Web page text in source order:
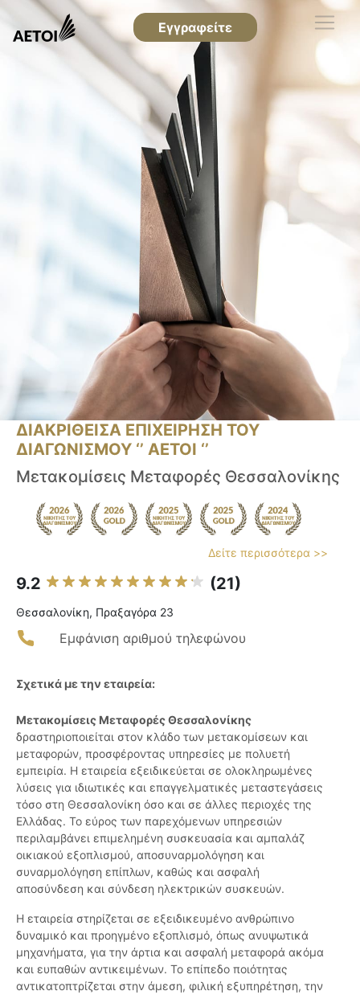
Εγγραφείτε
ΔΙΑΚΡΙΘΕΙΣΑ ΕΠΙΧΕΙΡΗΣΗ ΤΟΥ
ΔΙΑΓΩΝΙΣΜΟΥ ‘’ ΑΕΤΟΙ ‘’
Μετακομίσεις Μεταφορές Θεσσαλονίκης
Δείτε περισσότερα >>
9.2 (21)
Θεσσαλονίκη, Πραξαγόρα 23
Εμφάνιση αριθμού τηλεφώνου
Σχετικά με την εταιρεία:
Μετακομίσεις Μεταφορές Θεσσαλονίκης
δραστηριοποιείται στον κλάδο των μετακομίσεων και
μεταφορών, προσφέροντας υπηρεσίες με πολυετή
εμπειρία. Η εταιρεία εξειδικεύεται σε ολοκληρωμένες
λύσεις για ιδιωτικές και επαγγελματικές μεταστεγάσεις
τόσο στη Θεσσαλονίκη όσο και σε άλλες περιοχές της
Ελλάδας. Το εύρος των παρεχόμενων υπηρεσιών
περιλαμβάνει επιμελημένη συσκευασία και αμπαλάζ
οικιακού εξοπλισμού, αποσυναρμολόγηση και
συναρμολόγηση επίπλων, καθώς και ασφαλή
αποσύνδεση και σύνδεση ηλεκτρικών συσκευών.
Η εταιρεία στηρίζεται σε εξειδικευμένο ανθρώπινο
δυναμικό και προηγμένο εξοπλισμό, όπως ανυψωτικά
μηχανήματα, για την άρτια και ασφαλή μεταφορά ακόμα
και ευπαθών αντικειμένων. Το επίπεδο ποιότητας
αντικατοπτρίζεται στην άμεση, φιλική εξυπηρέτηση, την